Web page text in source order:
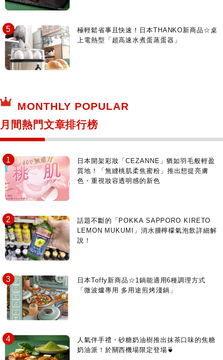
極輕鬆省事且快速！日本THANKO新商品☆桌
上電熱型「超高速水煮蛋蒸蛋器」
MONTHLY POPULAR
月間熱門文章排行榜
日本開架彩妝「CEZANNE」猶如羽毛般輕盈
質地！「無縫桃肌柔焦蜜粉」推出想提亮膚
色・重視妝容透明感的新色
話題不斷的「POKKA SAPPORO KIRETO
LEMON MUKUMI」消水腫檸檬氣泡飲詳細解
說！
日本Toffy新商品☆1鍋能適用6種調理方式
「微波爐專用 多用途煎烤淺鍋」
人氣伴手禮・砂糖奶油樹推出抹茶口味的焦糖
奶油派！於關西機場限定登場🍵